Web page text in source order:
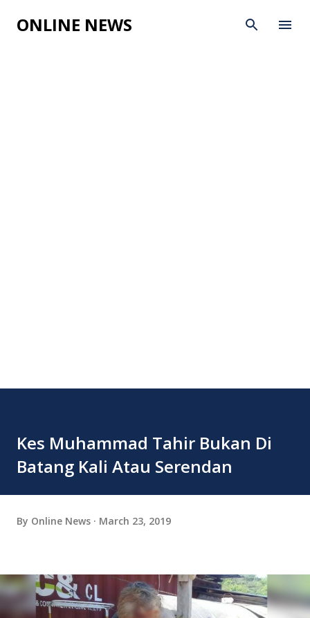
Skip to main content
ONLINE NEWS
Kes Muhammad Tahir Bukan Di
Batang Kali Atau Serendan
By Online News March 23, 2019